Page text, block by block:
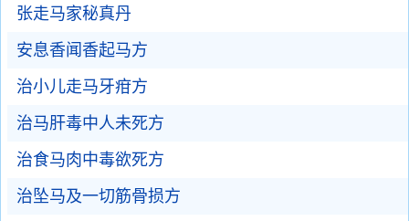
张走马家秘真丹
安息香闻香起马方
治小儿走马牙疳方
治马肝毒中人未死方
治食马肉中毒欲死方
治坠马及一切筋骨损方